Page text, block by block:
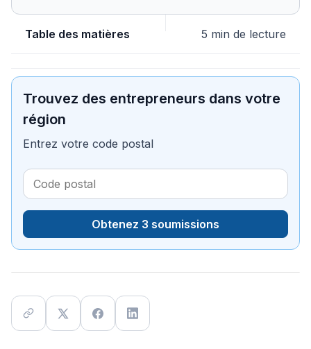
Table des matières 5 min de lecture
Trouvez des entrepreneurs dans votre
région
Entrez votre code postal
Obtenez 3 soumissions